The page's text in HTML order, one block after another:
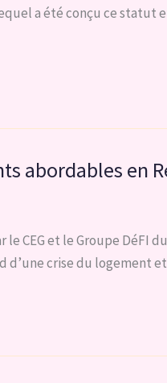
a été conçu ce statut
abordables en
le CEG et le Groupe
crise du logement